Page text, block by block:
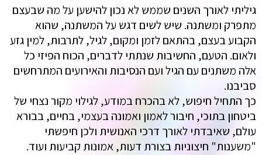
גיליתי לאורך השנים שממש לא נכון להישען על מה שבעצם
מתפרק ומשתנה. שיש לשים דגש על המשתנה, שהוא
הקבוע בעצם, בהתאם לזמן ומקום, לגיל, לתרבות, למין גזע
ולאום. הטעם, החשיבות שנתתי לדברים, הכוח הפיזי כל
אלה משתנים עם הגיל ועם הנסיבות והאירועים המתרחשים
סביבנו.
כך התחיל חיפוש, לא בהכרח במודע, לגילוי מקור נצחי של
ביטחון בתוכי, חיבור לאמון ואמונה בעצמי, בחיים, בבורא
עולם, שאיבדתי לאורך דרכי האנושית ולכן חיפשתי
"משענות" חיצוניות בצורת דעות, אמונות קביעות ועוד.